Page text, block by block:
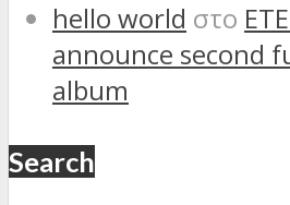
hello world στο
announce second
album
Search